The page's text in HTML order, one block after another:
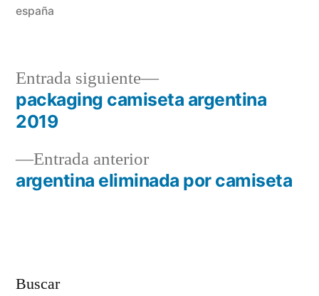
españa
Navegación
entradas
Entrada anteriorEntrada
anterior:
argentina eliminada por camiseta
Entrada siguiente
Entrada
siguiente:
packaging camiseta argentina
2019
Buscar